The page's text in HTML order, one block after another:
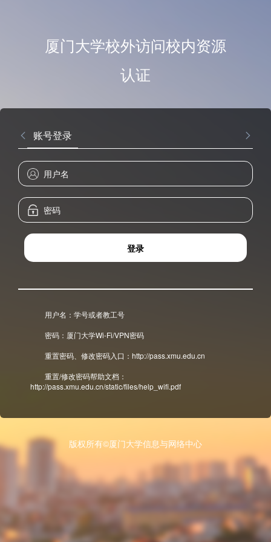
厦门大学校外访问校内资源
认证
账号登录
登录
用户名：学号或者教工号
密码：厦门大学Wi-Fi/VPN密码
重置密码、修改密码入口：http://pass.xmu.edu.cn
重置/修改密码帮助文档：
http://pass.xmu.edu.cn/static/files/help_wifi.pdf
版权所有©厦门大学信息与网络中心